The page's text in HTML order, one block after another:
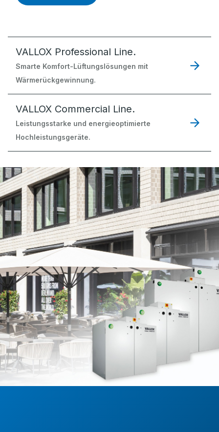
VALLOX Professional Line.
Smarte Komfort-Lüftungslösungen mit
Wärmerückgewinnung.
VALLOX Commercial Line.
Leistungsstarke und energieoptimierte
Hochleistungsgeräte.